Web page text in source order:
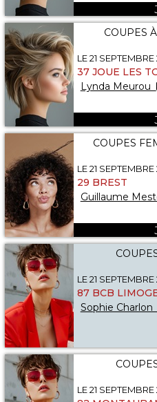
COUPES
LE 21
37 JOUE LES
Lynda Meurou
COUPES
LE 21
29 BREST
Guillaume
LE 21
87 BCB
Sophie Charlon
LE 21